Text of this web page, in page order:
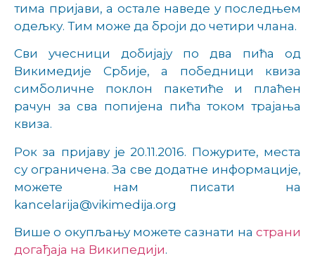
тима пријави, а остале наведе у последњем
одељку. Тим може да броји до четири члана.
Сви учесници добијају по два пића од
Викимедије Србије, а победници квиза
симболичне поклон пакетиће и плаћен
рачун за сва попијена пића током трајања
квиза.
Рок за пријаву је 20.11.2016. Пожурите, места
су ограничена. За све додатне информације,
можете нам писати на
kancelarija@vikimedija.org
Више о окупљању можете сазнати на страни
догађаја на Википедији.